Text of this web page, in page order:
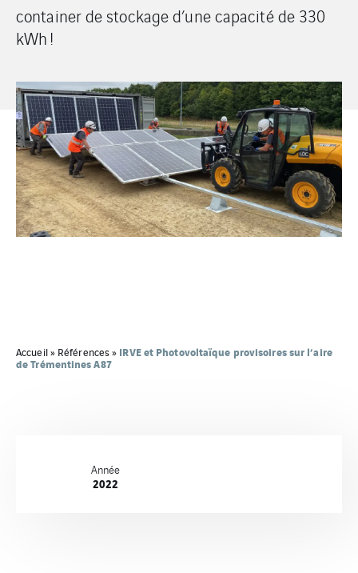
container de stockage d’une capacité de 330
kWh !
Accueil» Références» IRVE et Photovoltaïque provisoires sur l’aire
de Trémentines A87
Année
2022